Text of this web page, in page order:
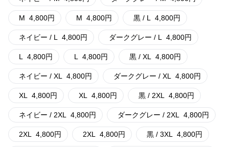
M 4,800円 M 4,800円 黒 / L 4,800円
ネイビー / L 4,800円 ダークグレー / L 4,800円
L 4,800円 L 4,800円 黒 / XL 4,800円
ネイビー / XL 4,800円 ダークグレー / XL 4,800円
XL 4,800円 XL 4,800円 黒 / 2XL 4,800円
ネイビー / 2XL 4,800円 ダークグレー / 2XL 4,800円
2XL 4,800円 2XL 4,800円 黒 / 3XL 4,800円